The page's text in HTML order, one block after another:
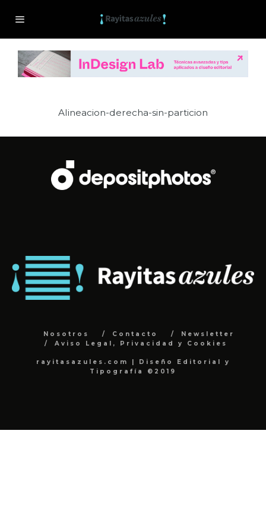
Alineacion-derecha-sin-particion
Nosotros Contacto
Newsletter
Aviso Legal, Privacidad y Cookies
rayitasazules.com | Diseño Editorial y
Tipografía ©2019